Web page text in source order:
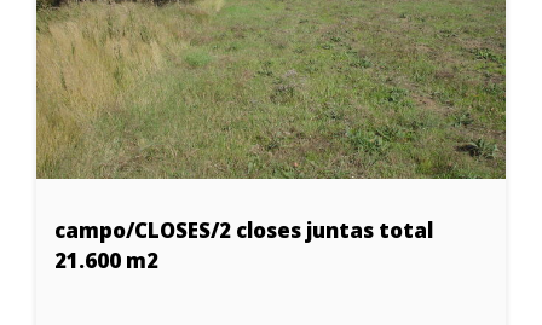
campo/CLOSES/2 closes juntas total
21.600 m2